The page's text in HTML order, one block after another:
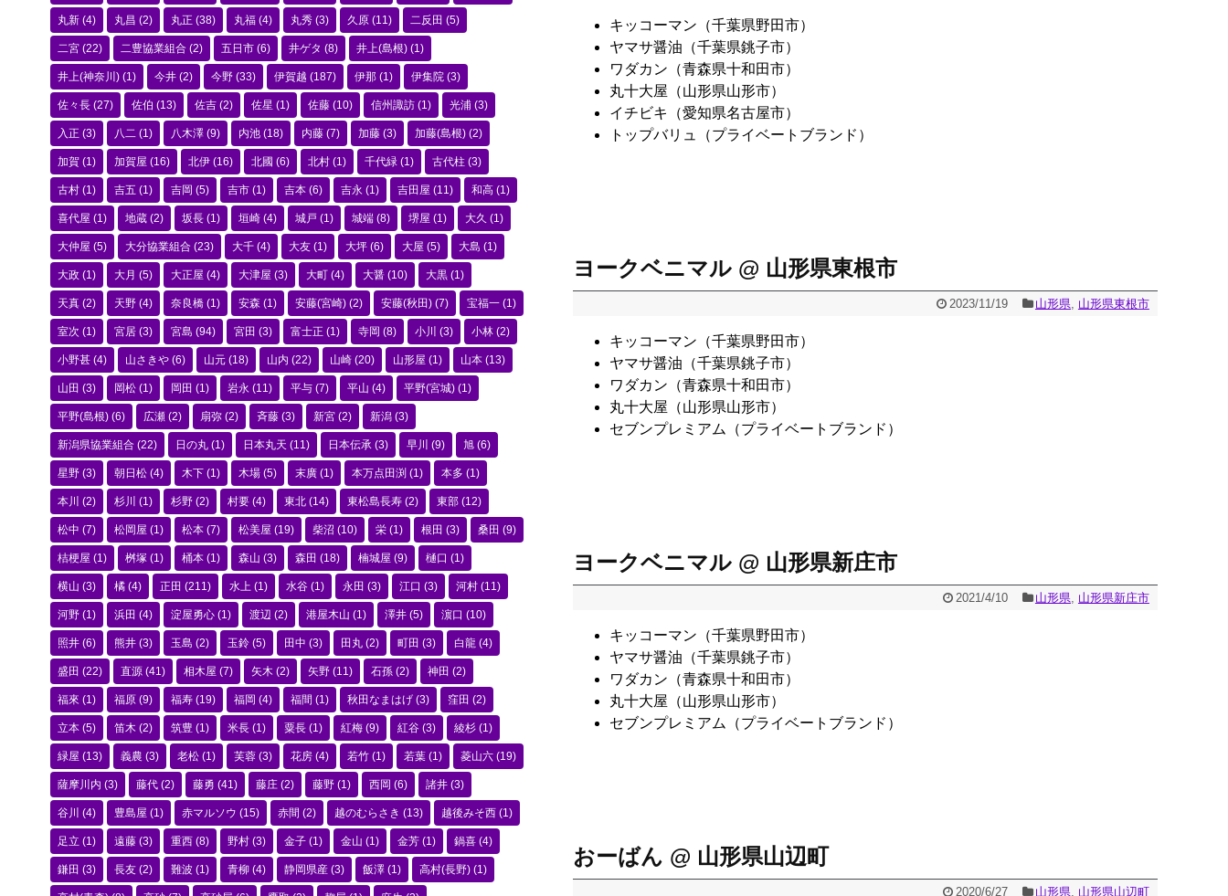
キッコーマン（千葉県野田市）
ヤマサ醤油（千葉県銚子市）
ワダカン（青森県十和田市）
丸十大屋（山形県山形市）
イチビキ（愛知県名古屋市）
トップバリュ（プライベートブランド）
ヨークベニマル @ 山形県東根市
2023/11/19 山形県, 山形県東根市
キッコーマン（千葉県野田市）
ヤマサ醤油（千葉県銚子市）
ワダカン（青森県十和田市）
丸十大屋（山形県山形市）
セブンプレミアム（プライベートブランド）
ヨークベニマル @ 山形県新庄市
2021/4/10 山形県, 山形県新庄市
キッコーマン（千葉県野田市）
ヤマサ醤油（千葉県銚子市）
ワダカン（青森県十和田市）
丸十大屋（山形県山形市）
セブンプレミアム（プライベートブランド）
おーばん @ 山形県山辺町
2020/6/27 山形県, 山形県山辺町
丸新 (4) 丸昌 (2) 丸正 (38) 丸福 (4) 丸秀 (3) 久原 (11) 二反田 (5)
二宮 (22) 二豊協業組合 (2) 五日市 (6) 井ゲタ (8) 井上(島根) (1)
井上(神奈川) (1) 今井 (2) 今野 (33) 伊賀越 (187) 伊那 (1) 伊集院 (3)
佐々長 (27) 佐伯 (13) 佐吉 (2) 佐星 (1) 佐藤 (10) 信州諏訪 (1) 光浦 (3)
入正 (3) 八二 (1) 八木澤 (9) 内池 (18) 内藤 (7) 加藤 (3) 加藤(島根) (2)
加賀 (1) 加賀屋 (16) 北伊 (16) 北國 (6) 北村 (1) 千代緑 (1) 古代柱 (3)
古村 (1) 吉五 (1) 吉岡 (5) 吉市 (1) 吉本 (6) 吉永 (1) 吉田屋 (11) 和高 (1)
喜代屋 (1) 地蔵 (2) 坂長 (1) 垣崎 (4) 城戸 (1) 城端 (8) 堺屋 (1) 大久 (1)
大仲屋 (5) 大分協業組合 (23) 大千 (4) 大友 (1) 大坪 (6) 大屋 (5) 大島 (1)
大政 (1) 大月 (5) 大正屋 (4) 大津屋 (3) 大町 (4) 大醤 (10) 大黒 (1)
天真 (2) 天野 (4) 奈良橋 (1) 安森 (1) 安藤(宮崎) (2) 安藤(秋田) (7) 宝福一 (1)
室次 (1) 宮居 (3) 宮島 (94) 宮田 (3) 富士正 (1) 寺岡 (8) 小川 (3) 小林 (2)
小野甚 (4) 山さきや (6) 山元 (18) 山内 (22) 山崎 (20) 山形屋 (1) 山本 (13)
山田 (3) 岡松 (1) 岡田 (1) 岩永 (11) 平与 (7) 平山 (4) 平野(宮城) (1)
平野(島根) (6) 広瀬 (2) 扇弥 (2) 斉藤 (3) 新宮 (2) 新潟 (3)
新潟県協業組合 (22) 日の丸 (1) 日本丸天 (11) 日本伝承 (3) 早川 (9) 旭 (6)
星野 (3) 朝日松 (4) 木下 (1) 木場 (5) 末廣 (1) 本万点田渕 (1) 本多 (1)
本川 (2) 杉川 (1) 杉野 (2) 村要 (4) 東北 (14) 東松島長寿 (2) 東部 (12)
松中 (7) 松岡屋 (1) 松本 (7) 松美屋 (19) 柴沼 (10) 栄 (1) 根田 (3) 桑田 (9)
桔梗屋 (1) 桝塚 (1) 桶本 (1) 森山 (3) 森田 (18) 楠城屋 (9) 樋口 (1)
横山 (3) 橘 (4) 正田 (211) 水上 (1) 水谷 (1) 永田 (3) 江口 (3) 河村 (11)
河野 (1) 浜田 (4) 淀屋勇心 (1) 渡辺 (2) 港屋木山 (1) 澤井 (5) 濵口 (10)
照井 (6) 熊井 (3) 玉島 (2) 玉鈴 (5) 田中 (3) 田丸 (2) 町田 (3) 白龍 (4)
盛田 (22) 直源 (41) 相木屋 (7) 矢木 (2) 矢野 (11) 石孫 (2) 神田 (2)
福來 (1) 福原 (9) 福寿 (19) 福岡 (4) 福間 (1) 秋田なまはげ (3) 窪田 (2)
立本 (5) 笛木 (2) 筑豊 (1) 米長 (1) 粟長 (1) 紅梅 (9) 紅谷 (3) 綾杉 (1)
緑屋 (13) 義農 (3) 老松 (1) 芙蓉 (3) 花房 (4) 若竹 (1) 若葉 (1) 菱山六 (19)
薩摩川内 (3) 藤代 (2) 藤勇 (41) 藤庄 (2) 藤野 (1) 西岡 (6) 諸井 (3)
谷川 (4) 豊島屋 (1) 赤マルソウ (15) 赤間 (2) 越のむらさき (13) 越後みそ西 (1)
足立 (1) 遠藤 (3) 重西 (8) 野村 (3) 金子 (1) 金山 (1) 金芳 (1) 鍋喜 (4)
鎌田 (3) 長友 (2) 難波 (1) 青柳 (4) 静岡県産 (3) 飯澤 (1) 高村(長野) (1)